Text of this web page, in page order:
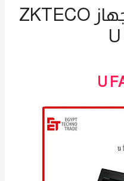
FINGERPRINT جهاز ZKTECO
U